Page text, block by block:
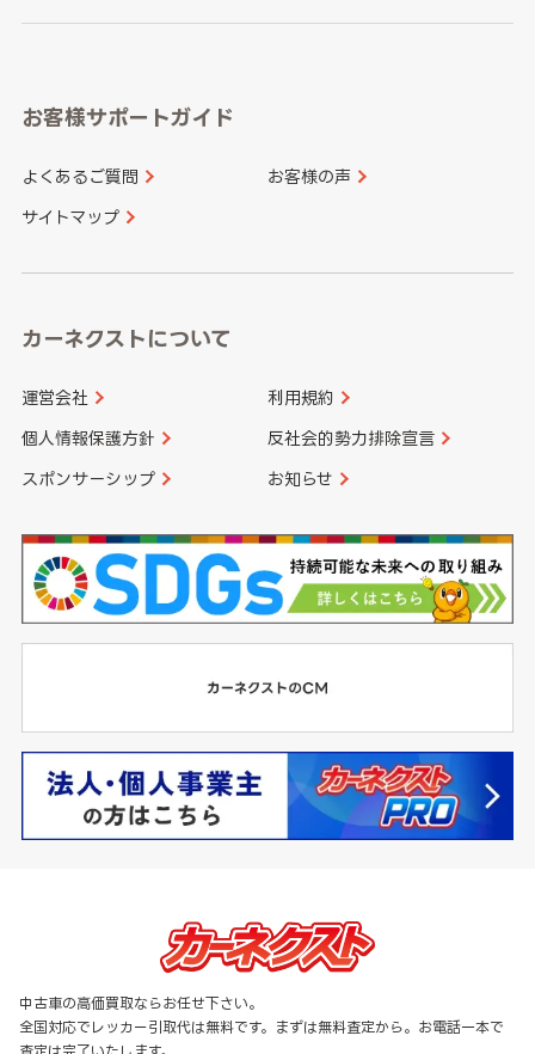
愛知県
和歌山県
山口県
香川県 愛媛県
長崎県
大分県 宮崎県
お客様サポートガイド
よくあるご質問 お客様の声
サイトマップ
カーネクストについて
運営会社 利用規約
個人情報保護方針 反社会的勢力排除宣言
スポンサーシップ お知らせ
中古車の高価買取ならお任せ下さい。
全国対応でレッカー引取代は無料です。まずは無料査定から。お電話一本で
査定は完了いたします。